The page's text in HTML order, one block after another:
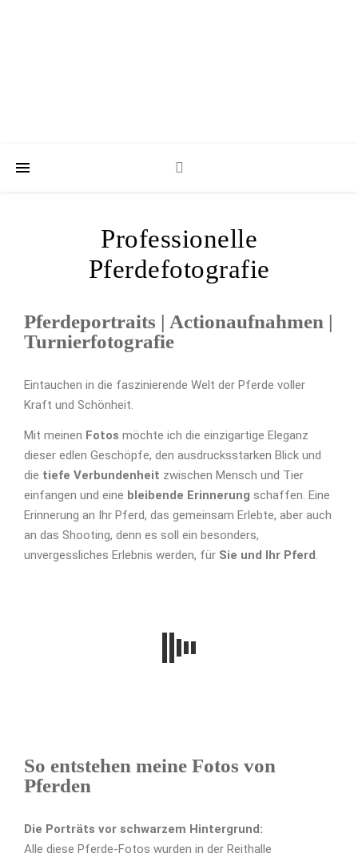
Professionelle
Pferdefotografie
Pferdeportraits | Actionaufnahmen |
Turnierfotografie
Eintauchen in die faszinierende Welt der Pferde voller
Kraft und Schönheit.
Mit meinen Fotos möchte ich die einzigartige Eleganz
dieser edlen Geschöpfe, den ausdrucksstarken Blick und
die tiefe Verbundenheit zwischen Mensch und Tier
einfangen und eine bleibende Erinnerung schaffen. Eine
Erinnerung an Ihr Pferd, das gemeinsam Erlebte, aber auch
an das Shooting, denn es soll ein besonders,
unvergessliches Erlebnis werden, für Sie und Ihr Pferd.
So entstehen meine Fotos von
Pferden
Die Porträts vor schwarzem Hintergrund:
Alle diese Pferde-Fotos wurden in der Reithalle